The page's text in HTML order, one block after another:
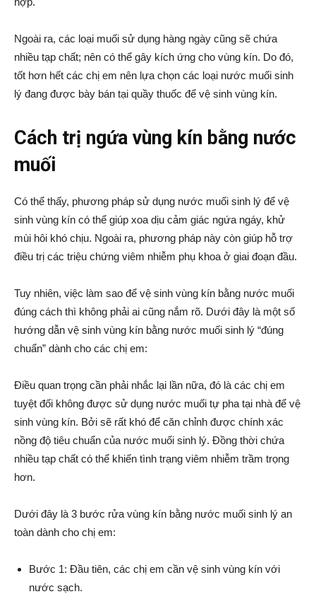
Ngoài ra, các loại muối sử dụng hàng ngày cũng sẽ chứa
nhiều tạp chất; nên có thể gây kích ứng cho vùng kín. Do đó,
tốt hơn hết các chị em nên lựa chọn các loại nước muối sinh
lý đang được bày bán tại quầy thuốc để vệ sinh vùng kín.
Cách trị ngứa vùng kín bằng nước
muối
Có thể thấy, phương pháp sử dụng nước muối sinh lý để vệ
sinh vùng kín có thể giúp xoa dịu cảm giác ngứa ngáy, khử
mùi hôi khó chịu. Ngoài ra, phương pháp này còn giúp hỗ trợ
điều trị các triệu chứng viêm nhiễm phụ khoa ở giai đoạn đầu.
Tuy nhiên, việc làm sao để vệ sinh vùng kín bằng nước muối
đúng cách thì không phải ai cũng nắm rõ. Dưới đây là một số
hướng dẫn vệ sinh vùng kín bằng nước muối sinh lý “đúng
chuẩn” dành cho các chị em:
Điều quan trọng cần phải nhắc lại lần nữa, đó là các chị em
tuyệt đối không được sử dụng nước muối tự pha tại nhà để vệ
sinh vùng kín. Bởi sẽ rất khó để căn chỉnh được chính xác
nồng độ tiêu chuẩn của nước muối sinh lý. Đồng thời chứa
nhiều tạp chất có thể khiến tình trạng viêm nhiễm trầm trọng
hơn.
Dưới đây là 3 bước rửa vùng kín bằng nước muối sinh lý an
toàn dành cho chị em:
Bước 1: Đầu tiên, các chị em cần vệ sinh vùng kín với
nước sạch.